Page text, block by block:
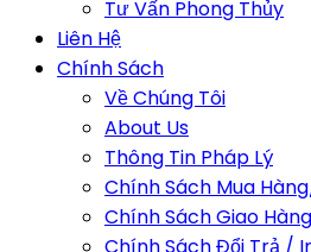
Tư Vấn Phong Thủy
Liên Hệ
Chính Sách
Về Chúng Tôi
About Us
Thông Tin Pháp Lý
Chính Sách Mua
Chính Sách Giao Hàng